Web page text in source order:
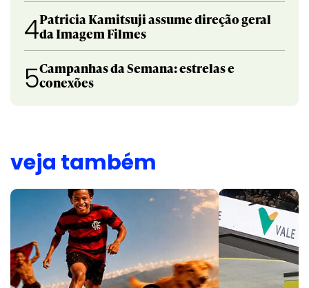
4Patricia Kamitsuji assume direção geral
da Imagem Filmes
5Campanhas da Semana: estrelas e
conexões
veja também